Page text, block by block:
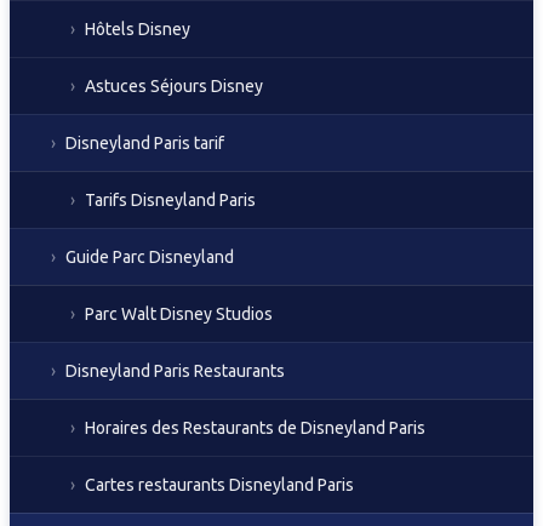
Hôtels Disney
Astuces Séjours Disney
Disneyland Paris tarif
Tarifs Disneyland Paris
Guide Parc Disneyland
Parc Walt Disney Studios
Disneyland Paris Restaurants
Horaires des Restaurants de Disneyland Paris
Cartes restaurants Disneyland Paris